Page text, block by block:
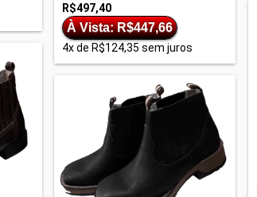
R$497,40
À Vista: R$447,66
4x de R$124,35 sem juros